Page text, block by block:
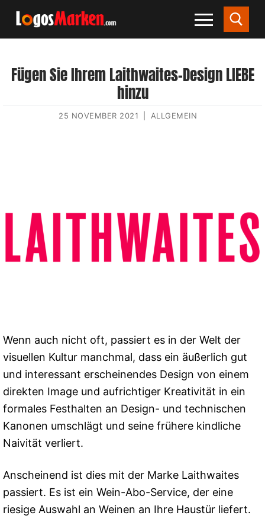
Fügen Sie Ihrem Laithwaites-Design LIEBE
hinzu
25 NOVEMBER 2021 ALLGEMEIN
Wenn auch nicht oft, passiert es in der Welt der
visuellen Kultur manchmal, dass ein äußerlich gut
und interessant erscheinendes Design von einem
direkten Image und aufrichtiger Kreativität in ein
formales Festhalten an Design- und technischen
Kanonen umschlägt und seine frühere kindliche
Naivität verliert.
Anscheinend ist dies mit der Marke Laithwaites
passiert. Es ist ein Wein-Abo-Service, der eine
riesige Auswahl an Weinen an Ihre Haustür liefert.